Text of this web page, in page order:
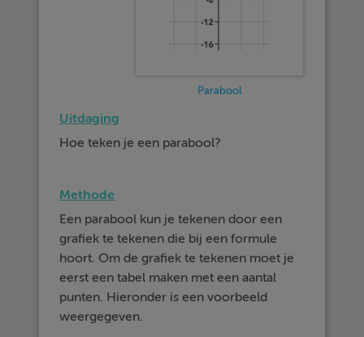
Parabool
Uitdaging
Hoe teken je een parabool?
Methode
Een parabool kun je tekenen door een
grafiek te tekenen die bij een formule
hoort. Om de grafiek te tekenen moet je
eerst een tabel maken met een aantal
punten. Hieronder is een voorbeeld
weergegeven.